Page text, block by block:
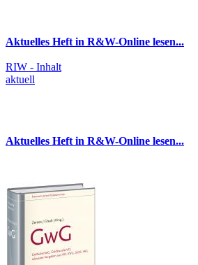
Aktuelles Heft in R&W-Online lesen...
RIW - Inhalt
aktuell
Aktuelles Heft in R&W-Online lesen...